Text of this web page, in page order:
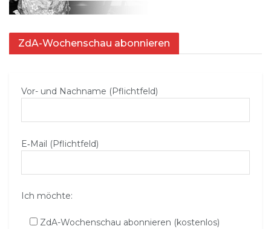
ZdA-Wochenschau abonnieren
Vor- und Nachname (Pflichtfeld)
E‑Mail (Pflichtfeld)
Ich möchte:
ZdA-Wochenschau abonnieren (kostenlos)